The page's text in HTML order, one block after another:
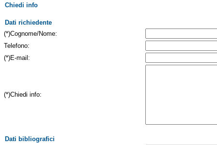
Chiedi info
Dati richiedente
(*)Cognome/Nome:
Telefono:
(*)E-mail:
(*)Chiedi info:
Dati bibliografici